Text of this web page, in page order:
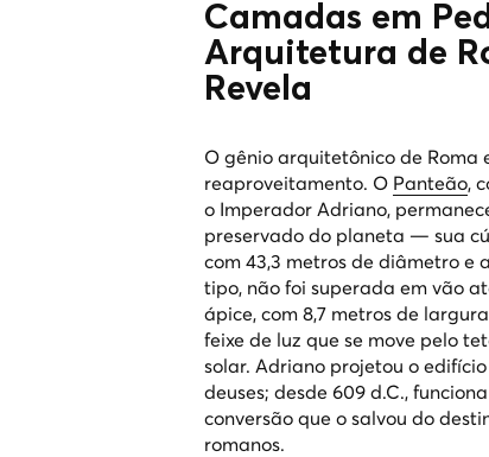
Camadas em
Arquitetura de
Revela
O gênio arquitetônico de Roma
reaproveitamento. O Panteão,
o Imperador Adriano,
preservado do planeta — sua
com 43,3 metros de diâmetro e
tipo, não foi superada em vão
ápice, com 8,7 metros de
feixe de luz que se move pelo
solar. Adriano projetou o
deuses; desde 609 d.C.,
conversão que o salvou do
romanos.